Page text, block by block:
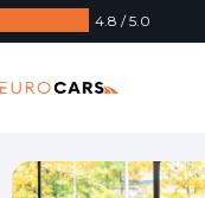
4.8 / 5.0